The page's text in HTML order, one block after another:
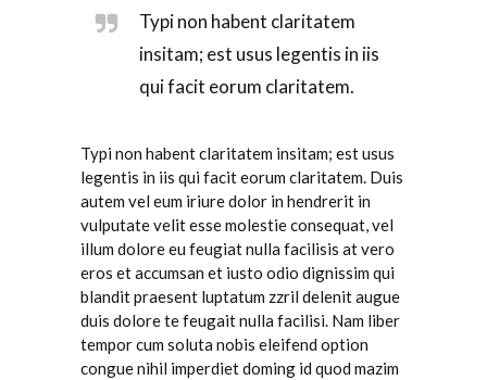
Typi non habent claritatem
insitam; est usus legentis in iis
qui facit eorum claritatem.
Typi non habent claritatem insitam; est usus
legentis in iis qui facit eorum claritatem. Duis
autem vel eum iriure dolor in hendrerit in
vulputate velit esse molestie consequat, vel
illum dolore eu feugiat nulla facilisis at vero
eros et accumsan et iusto odio dignissim qui
blandit praesent luptatum zzril delenit augue
duis dolore te feugait nulla facilisi. Nam liber
tempor cum soluta nobis eleifend option
congue nihil imperdiet doming id quod mazim